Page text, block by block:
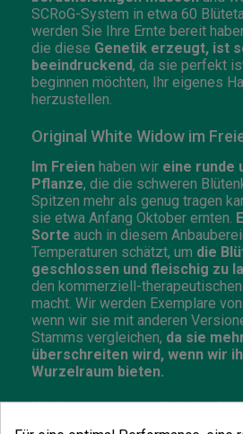
SCRoG-System in etwa 60
werden Sie Ihre Ernte bereit
die diese Genetik erzeugt, ist
beeindruckend, da sie perfekt
beginnen möchten, Ihr eigenes
herzustellen.
Original White Widow im
Im Freien haben wir eine runde
Pflanze, die die schweren
Spitzen mehr als genug tragen
sie etwa Anfang Oktober ernten.
Sorte auch in diesem
Temperaturen schätzt, um die
geschlossen und fleischig zu
den kommerziell-
macht. Wir werden Exemplare
wenn wir sie mit anderen
Stamms vergleichen, da sie
überschreiten wird, wenn wir
Wurzelraum bieten.
Wirkungen von Original